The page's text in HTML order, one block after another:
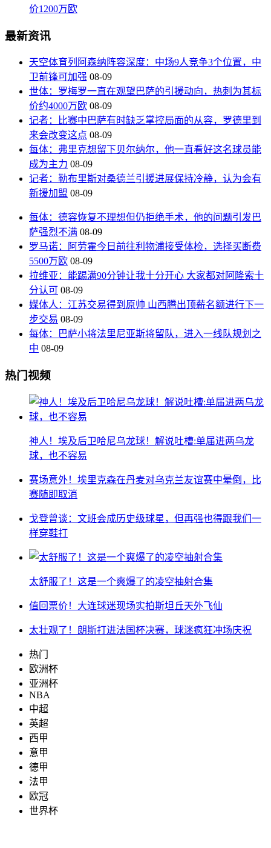
价1200万欧
最新资讯
天空体育列阿森纳阵容深度：中场9人竞争3个位置，中
卫前锋可加强 08-09
世体：罗梅罗一直在观望巴萨的引援动向，热刺为其标
价约4000万欧 08-09
记者：比赛中巴萨有时缺乏掌控局面的从容，罗德里到
来会改变这点 08-09
每体：弗里克想留下贝尔纳尔，他一直看好这名球员能
成为主力 08-09
记者：勒布里斯对桑德兰引援进展保持冷静，认为会有
新援加盟 08-09
每体：德容恢复不理想但仍拒绝手术，他的问题引发巴
萨强烈不满 08-09
罗马诺：阿劳霍今日前往利物浦接受体检，选择买断费
5500万欧 08-09
拉维亚：能踢满90分钟让我十分开心 大家都对阿隆索十
分认可 08-09
媒体人：江苏交易得到原帅 山西腾出顶薪名额进行下一
步交易 08-09
每体：巴萨小将法里尼亚斯将留队，进入一线队规划之
中 08-09
热门视频
神人！埃及后卫哈尼乌龙球！解说吐槽:单届进两乌龙
球，也不容易
赛场意外！埃里克森在丹麦对乌克兰友谊赛中晕倒，比
赛随即取消
戈登曾谈：文班会成历史级球星，但再强也得跟我们一
样穿鞋打
太舒服了！这是一个爽爆了的凌空抽射合集
值回票价！大连球迷现场实拍斯坦丘天外飞仙
太壮观了！朗斯打进法国杯决赛，球迷疯狂冲场庆祝
热门
欧洲杯
亚洲杯
NBA
中超
英超
西甲
意甲
德甲
法甲
欧冠
世界杯